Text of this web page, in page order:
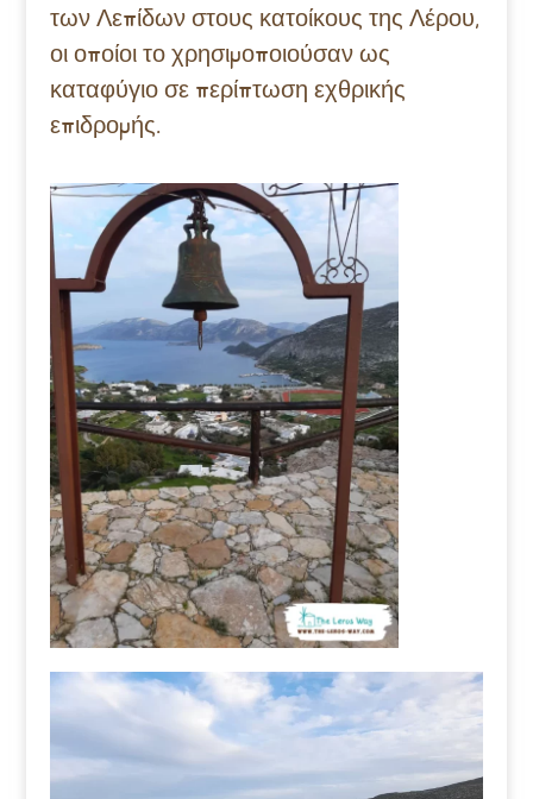
των Λεπίδων στους κατοίκους της Λέρου,
οι οποίοι το χρησιμοποιούσαν ως
καταφύγιο σε περίπτωση εχθρικής
επιδρομής.